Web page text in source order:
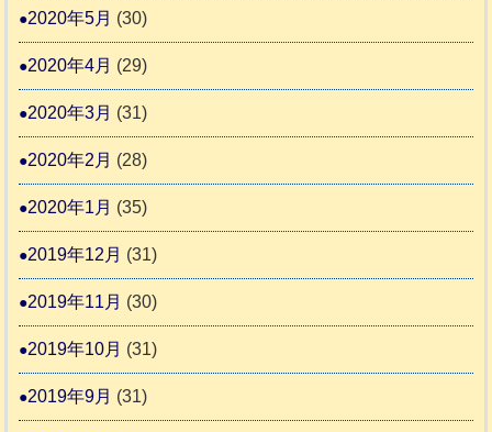
2020年5月 (30)
2020年4月 (29)
2020年3月 (31)
2020年2月 (28)
2020年1月 (35)
2019年12月 (31)
2019年11月 (30)
2019年10月 (31)
2019年9月 (31)